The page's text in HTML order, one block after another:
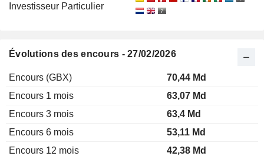
Investisseur Particulier
Évolutions des encours - 27/02/2026
Encours (GBX)
70,44 Md
Encours 1 mois
63,07 Md
Encours 3 mois
63,4 Md
Encours 6 mois
53,11 Md
Encours 12 mois
42,38 Md